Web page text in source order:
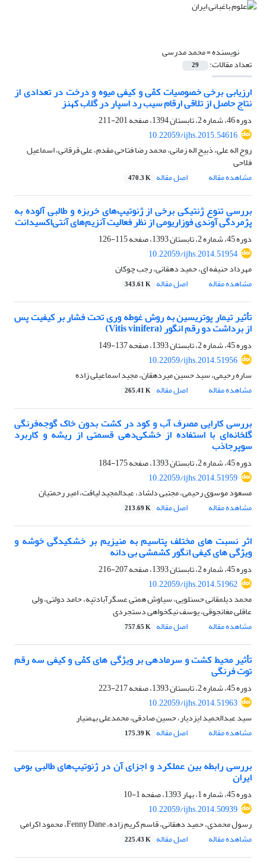
نویسنده =محمد مدرسی
تعداد مقالات: 29
ارزیابی برخی خصوصیات کمّی و کیفی میوه و درخت در تعدادی از
نتاج حاصل از تلاقی ارقام سیب رد اسپار در گلاب کهنز
دوره 46، شماره 2، تابستان 1394، صفحه
201-211
10.22059/ijhs.2015.54616
روح اله علی، ذبیح اله زمانی، محمد رضا فتاحی مقدم، علی قرقانی، اسماعیل
فلاحی
مشاهده مقاله
اصل مقاله 470.3 K
بررسی تنوع ژنتیکی برخی از ژنوتیپ‌های خربزه و طالبی آلوده به
پژمردگی آوندی فوزاریومی از نظر فعالیت آنزیم‌های آنتی‌اکسیدانت
دوره 45، شماره 2، تابستان 1393، صفحه
115-126
10.22059/ijhs.2014.51954
مهرداد حنیفه ای، حمید دهقانی، رجب چوکان
مشاهده مقاله
اصل مقاله 343.61 K
تأثیر تیمار پوتریسین به روش غوطه‏ وری تحت فشار بر کیفیت پس
از برداشت دو رقم انگور (Vitis vinifera)
دوره 45، شماره 2، تابستان 1393، صفحه
137-149
10.22059/ijhs.2014.51956
ساره رحیمی، سید حسین میردهقان، مجید اسماعیلی زاده
مشاهده مقاله
اصل مقاله 265.41 K
بررسی کارایی مصرف آب و کود در کشت بدون خاک گوجه‌‏‌فرنگی
گلخانه‏‌ای با استفاده از خشکی‏‌دهی قسمتی از ریشه و کاربرد
سوپرجاذب
دوره 45، شماره 2، تابستان 1393، صفحه
175-184
10.22059/ijhs.2014.51959
مسعود موسوی رحیمی، مجتبی دلشاد، عبدالمجید لیاقت، امیر رحمتیان
مشاهده مقاله
اصل مقاله 213.69 K
اثر نسبت‏ های مختلف پتاسیم به منیزیم بر خشکیدگی خوشه و
ویژگی‏ های کیفی انگور کشمشی بی‏ دانه
دوره 45، شماره 2، تابستان 1393، صفحه
207-216
10.22059/ijhs.2014.51962
محمد دیلمقانی حسنلویی، سیاوش همتی عسگرآبادتپه، حامد دولتی، ولی
عاقلی مغانجوقی، یوسف نیکخواهی دستجردی
مشاهده مقاله
اصل مقاله 757.65 K
تأثیر محیط کشت و سرما‏دهی بر ویژگی‏ های کمّی و کیفی سه رقم
توت‏ فرنگی
دوره 45، شماره 2، تابستان 1393، صفحه
217-223
10.22059/ijhs.2014.51963
سید عبدالحمید ایزدیار، حسین صادقی، محمدعلی بهمنیار
مشاهده مقاله
اصل مقاله 175.39 K
بررسی رابطه بین عملکرد و اجزای آن در ژنوتیپ‌های طالبی بومی
ایران
دوره 45، شماره 1، بهار 1393، صفحه
1-10
10.22059/ijhs.2014.50939
رسول محمدی، حمید دهقانی، قاسم کریم زاده، Fenny Dane، محمود اکرامی
مشاهده مقاله
اصل مقاله 225.43 K